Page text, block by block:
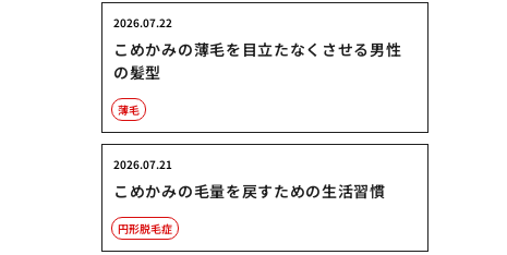
こめかみの薄毛を目立たなくさせる男性
の髪型
2026.07.22
薄毛
こめかみの毛量を戻すための生活習慣
2026.07.21
円形脱毛症